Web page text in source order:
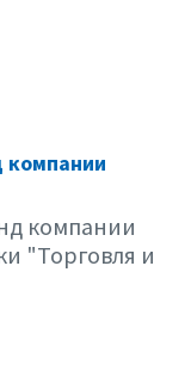
компании
компании
"Торговля и